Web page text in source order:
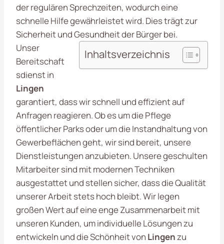
der regulären Sprechzeiten, wodurch eine
schnelle Hilfe gewährleistet wird. Dies trägt zur
Sicherheit und Gesundheit der Bürger bei.
Inhaltsverzeichnis
Unser
Bereitschaft
sdienst in
Lingen
garantiert, dass wir schnell und effizient auf
Anfragen reagieren. Ob es um die Pflege
öffentlicher Parks oder um die Instandhaltung von
Gewerbeflächen geht, wir sind bereit, unsere
Dienstleistungen anzubieten. Unsere geschulten
Mitarbeiter sind mit modernen Techniken
ausgestattet und stellen sicher, dass die Qualität
unserer Arbeit stets hoch bleibt. Wir legen
großen Wert auf eine enge Zusammenarbeit mit
unseren Kunden, um individuelle Lösungen zu
entwickeln und die Schönheit von Lingenzu